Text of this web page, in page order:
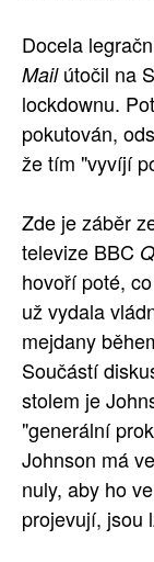
Docela
Mail útočil na
lockdownu.
pokutován,
že tím "vyvíjí
Zde je záběr
televize BBC
hovoří poté,
už vydala
mejdany
Součástí
stolem je
"generální
Johnson má
nuly, aby ho
projevují, jsou